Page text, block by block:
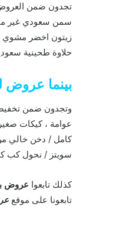
تجدون ضمن
سمن سعودي غير
زيتون اخضر مشوي
حلاوة طحينية
بينما عروض
وتجدون ضمن
عوامة ، كيكات
كامل / دخن خالي من
سويتز / نحول كب
كذلك تابعوا عروض
تابعونا على موقع